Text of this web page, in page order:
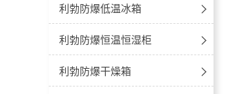
利勃防爆低温冰箱
-10℃~-25℃防爆低温冰箱
-20℃~-40℃防爆低温冰箱
利勃防爆恒温恒湿柜
-玻璃门款
利勃防爆干燥箱